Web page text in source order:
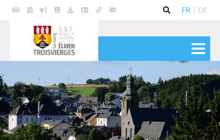
FR | DE
VIE POLITIQUE
COMMUNE
SERVICES